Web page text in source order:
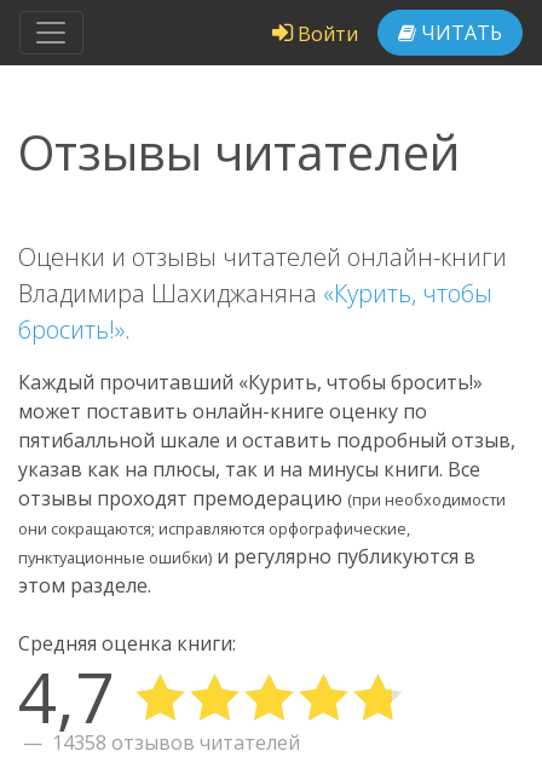
Войти ЧИТАТЬ
Отзывы читателей
Оценки и отзывы читателей онлайн-книги
Владимира Шахиджаняна «Курить, чтобы
бросить!».
Каждый прочитавший «Курить, чтобы бросить!»
может поставить онлайн-книге оценку по
пятибалльной шкале и оставить подробный отзыв,
указав как на плюсы, так и на минусы книги. Все
отзывы проходят премодерацию (при необходимости
они сокращаются; исправляются орфографические,
пунктуационные ошибки) и регулярно публикуются в
этом разделе.
Средняя оценка книги:
4,7
14358 отзывов читателей